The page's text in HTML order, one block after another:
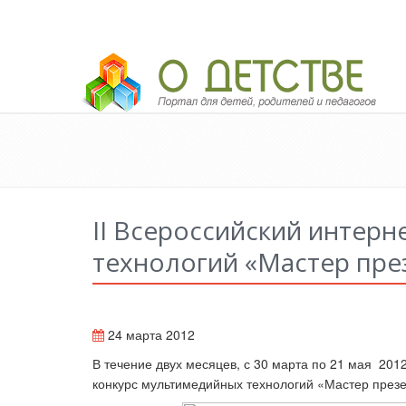
Педагогический портал «О детстве»
II Всероссийский
технологий «Мастер
24 марта 2012
В течение двух месяцев, с 30 марта по 21 мая
конкурс мультимедийных технологий «Мастер